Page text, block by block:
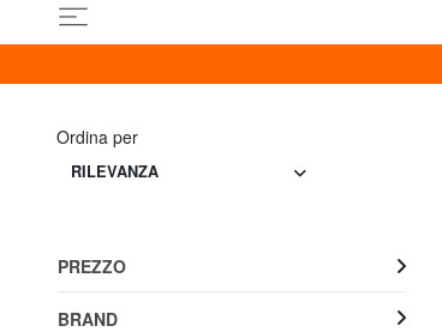
Ordina per
RILEVANZA
PREZZO
BRAND